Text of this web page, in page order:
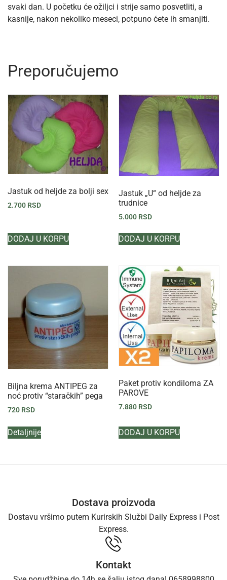
svaki dan. U početku će ožiljci i strije samo posvetliti, a
kasnije, nakon nekoliko meseci, potpuno ćete ih smanjiti.
Preporučujemo
Jastuk od heljde za bolji sex
2.700 RSD
DODAJ U KORPU
Jastuk „U“ od heljde za
trudnice
5.000 RSD
DODAJ U KORPU
Biljna krema ANTIPEG za
noć protiv “staračkih” pega
720 RSD
Detaljnije
Paket protiv kondiloma ZA
PAROVE
7.880 RSD
DODAJ U KORPU
Dostava proizvoda
Dostavu vršimo putem Kurirskih Službi Daily Express i Post
Express.
Kontakt